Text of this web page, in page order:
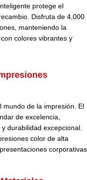
protege el
Disfruta de 4,000
manteniendo la
colores vibrantes y
mundo de la impresión. El
de excelencia,
durabilidad excepcional.
color de alta
corporativas